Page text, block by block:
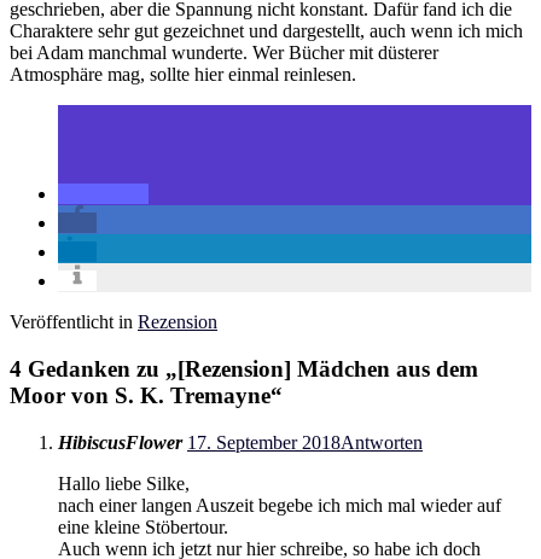
geschrieben, aber die Spannung nicht konstant. Dafür fand ich die
Charaktere sehr gut gezeichnet und dargestellt, auch wenn ich mich
bei Adam manchmal wunderte. Wer Bücher mit düsterer
Atmosphäre mag, sollte hier einmal reinlesen.
Veröffentlicht in Rezension
4 Gedanken zu „[Rezension] Mädchen aus dem
Moor von S. K. Tremayne“
HibiscusFlower 17. September 2018Antworten
Hallo liebe Silke,
nach einer langen Auszeit begebe ich mich mal wieder auf
eine kleine Stöbertour.
Auch wenn ich jetzt nur hier schreibe, so habe ich doch